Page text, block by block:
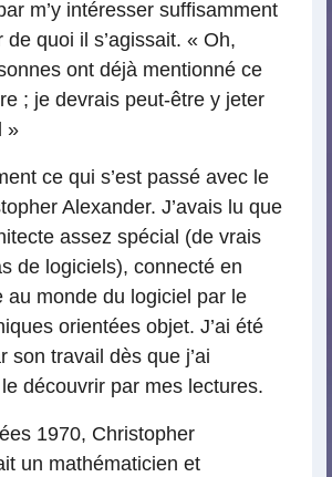
m’y intéresser suffisamment
de quoi il s’agissait. « Oh,
ont déjà mentionné ce
; je devrais peut-être y jeter
»
ce qui s’est passé avec le
Alexander. J’avais lu que
assez spécial (de vrais
de logiciels), connecté en
au monde du logiciel par le
orientées objet. J’ai été
son travail dès que j’ai
découvrir par mes lectures.
1970, Christopher
un mathématicien et